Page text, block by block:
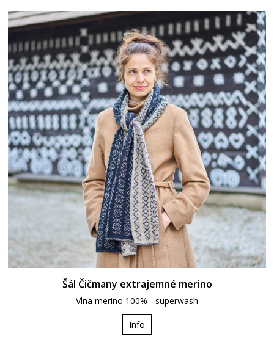
Šál Čičmany extrajemné merino
Vlna merino 100% - superwash
Info